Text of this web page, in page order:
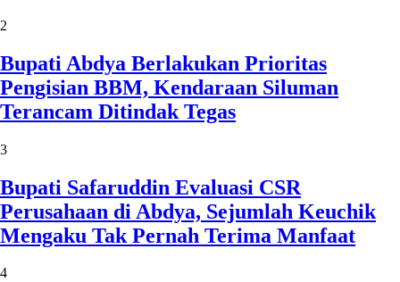
2
Bupati Abdya Berlakukan Prioritas
Pengisian BBM, Kendaraan Siluman
Terancam Ditindak Tegas
3
Bupati Safaruddin Evaluasi CSR
Perusahaan di Abdya, Sejumlah Keuchik
Mengaku Tak Pernah Terima Manfaat
4